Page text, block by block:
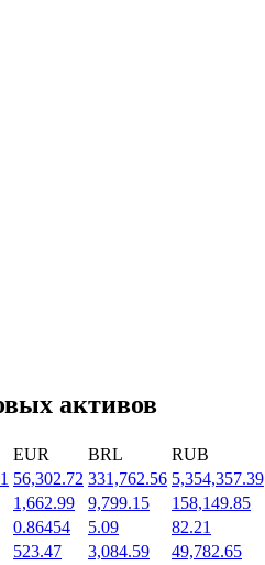
активов
EUR BRL RUB
56,302.72 331,762.56 5,354,357.39
1,662.99 9,799.15 158,149.85
0.86454 5.09 82.21
523.47 3,084.59 49,782.65